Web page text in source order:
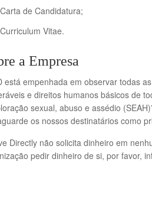
Carta de Candidatura;
Curriculum Vitae.
a Empresa
está empenhada em observar todas
e direitos humanos básicos de
sexual, abuso e assédio
os nossos destinatários como
Directly não solicita dinheiro em
pedir dinheiro de si, por favor,